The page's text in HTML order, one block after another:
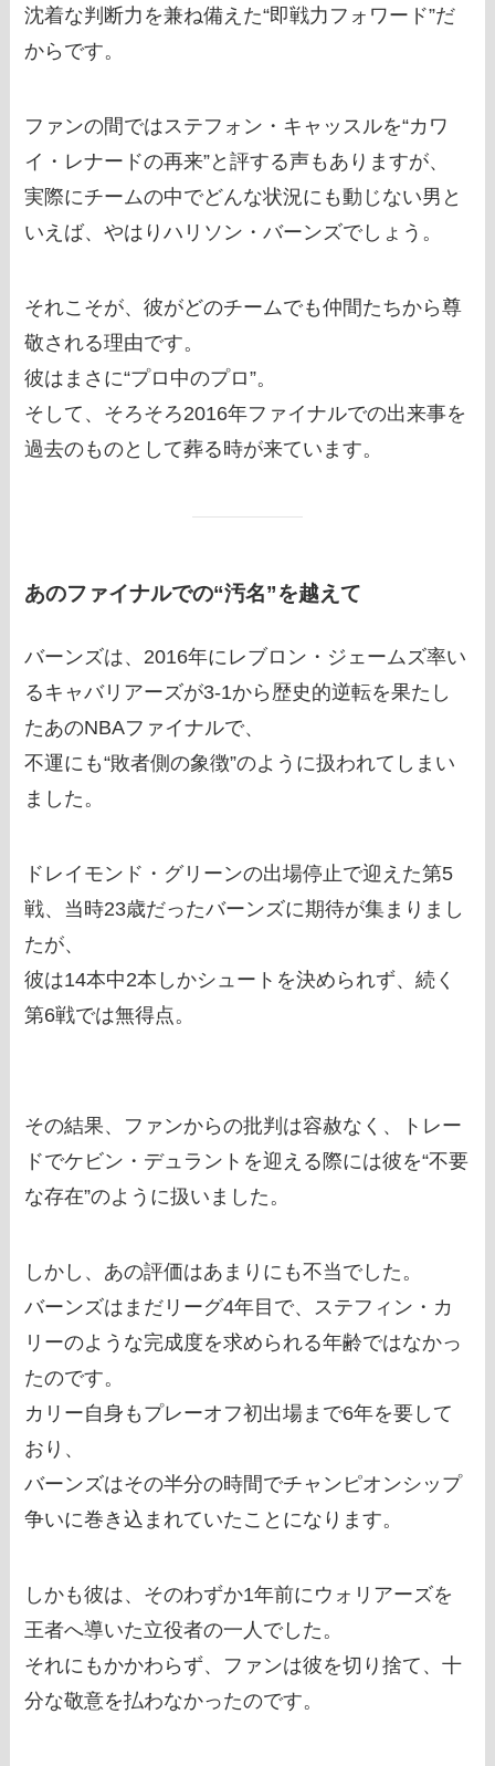
沈着な判断力を兼ね備えた“即戦力フォワード”だ
からです。
ファンの間ではステフォン・キャッスルを“カワ
イ・レナードの再来”と評する声もありますが、
実際にチームの中でどんな状況にも動じない男と
いえば、やはりハリソン・バーンズでしょう。
それこそが、彼がどのチームでも仲間たちから尊
敬される理由です。
彼はまさに“プロ中のプロ”。
そして、そろそろ2016年ファイナルでの出来事を
過去のものとして葬る時が来ています。
あのファイナルでの“汚名”を越えて
バーンズは、2016年にレブロン・ジェームズ率い
るキャバリアーズが3-1から歴史的逆転を果たし
たあのNBAファイナルで、
不運にも“敗者側の象徴”のように扱われてしまい
ました。
ドレイモンド・グリーンの出場停止で迎えた第5
戦、当時23歳だったバーンズに期待が集まりまし
たが、
彼は14本中2本しかシュートを決められず、続く
第6戦では無得点。
その結果、ファンからの批判は容赦なく、トレー
ドでケビン・デュラントを迎える際には彼を“不要
な存在”のように扱いました。
しかし、あの評価はあまりにも不当でした。
バーンズはまだリーグ4年目で、ステフィン・カ
リーのような完成度を求められる年齢ではなかっ
たのです。
カリー自身もプレーオフ初出場まで6年を要して
おり、
バーンズはその半分の時間でチャンピオンシップ
争いに巻き込まれていたことになります。
しかも彼は、そのわずか1年前にウォリアーズを
王者へ導いた立役者の一人でした。
それにもかかわらず、ファンは彼を切り捨て、十
分な敬意を払わなかったのです。